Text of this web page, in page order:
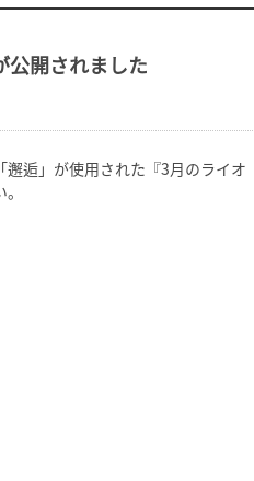
公開されました
逅」が使用された『3月のライオ